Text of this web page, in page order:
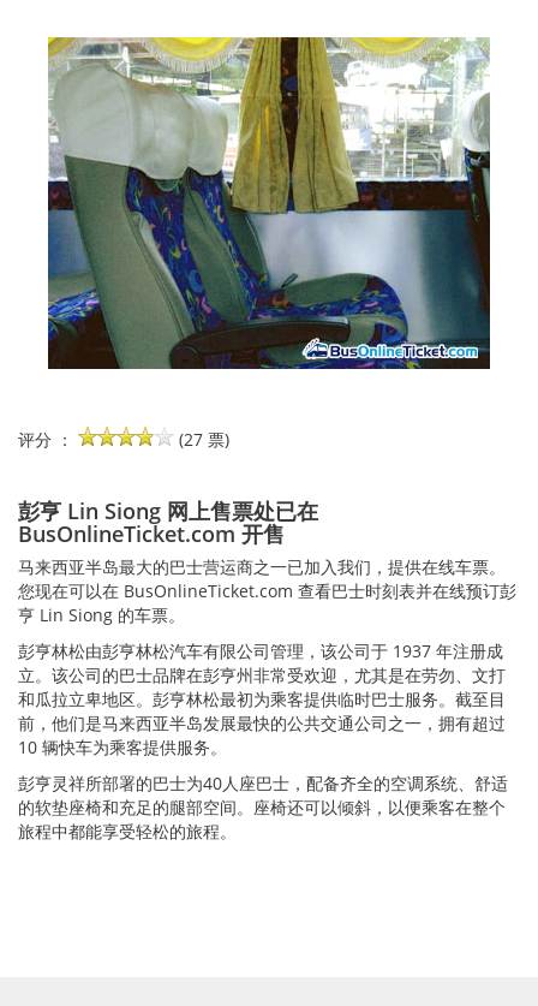
评分 ： (27 票)
彭亨 Lin Siong 网上售票处已在
BusOnlineTicket.com 开售
马来西亚半岛最大的巴士营运商之一已加入我们，提供在线车票。
您现在可以在 BusOnlineTicket.com 查看巴士时刻表并在线预订彭
亨 Lin Siong 的车票。
彭亨林松由彭亨林松汽车有限公司管理，该公司于 1937 年注册成
立。该公司的巴士品牌在彭亨州非常受欢迎，尤其是在劳勿、文打
和瓜拉立卑地区。彭亨林松最初为乘客提供临时巴士服务。截至目
前，他们是马来西亚半岛发展最快的公共交通公司之一，拥有超过
10 辆快车为乘客提供服务。
彭亨灵祥所部署的巴士为40人座巴士，配备齐全的空调系统、舒适
的软垫座椅和充足的腿部空间。座椅还可以倾斜，以便乘客在整个
旅程中都能享受轻松的旅程。